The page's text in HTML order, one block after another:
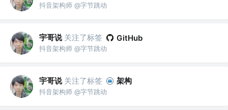
抖音架构师 @字节跳动
宇哥说 关注了标签 GitHub
抖音架构师 @字节跳动
宇哥说 关注了标签 架构
抖音架构师 @字节跳动